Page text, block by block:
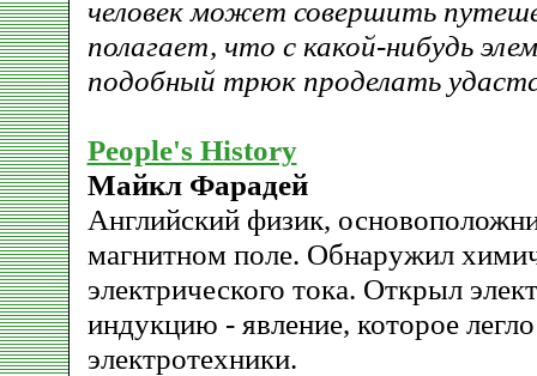
человек может совершить
полагает, что с какой-нибудь
подобный трюк проделать
People's History
Майкл Фарадей
Английский физик,
магнитном поле. Обнаружил
электрического тока. Открыл
индукцию - явление, которое
электротехники.